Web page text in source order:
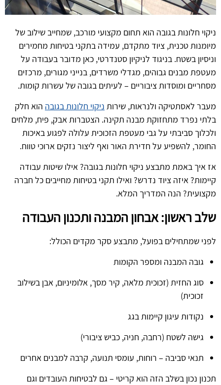
ניקוי חלונות בגובה הוא תחום מקצועי מורכב, שמחייב שילוב של
מיומנות טכנית, ציוד מתקדם, עמידה בתקני בטיחות מחמירים
וניסיון בשטח. בניגוד לניקיון סטנדרטי, כאן מדובר בעבודה על
מעטפת מבנים גבוהים, מגדלי משרדים, בנייני מגורים, מרכזים
מסחריים ומוסדות ציבוריים – לעיתים בגובה של עשרות קומות.
מעבר לאסתטיקה ולנראות, שירות ניקוי חלונות בגובה הוא חלק
בלתי נפרד מתחזוקת מבנה תקינה. הצטברות אבק, פיח, מלחים
ולכלוך סביבתי על גבי מעטפת הזכוכית עלולה לפגוע באיכות
החומר, להשפיע על חדירת האור ואף ליצור נזקים ארוכי טווח.
אז איך באמת מתבצע ניקוי חלונות בגובה? אילו שיטות עבודה
קיימות? איזה ציוד נדרש? ואילו תקני בטיחות מחייבים כל חברה
מקצועית? הנה המדריך המלא.
שלב ראשון: אבחון המבנה ותכנון העבודה
לפני שמתחילים בפועל, מתבצע סקר מקדים הכולל:
גובה המבנה ומספר הקומות
סוג החזית (זכוכית מלאה, קיר מסך, אלומיניום, אבן בשילוב
זכוכית)
נקודות עיגון קיימות בגג
גישה לשטח (רחבה, חניה, כביש ציבורי)
תנאי סביבה – רוחות, עומסי תנועה, קרבה למבנים אחרים
תכנון נכון בשלב הזה הוא קריטי – גם לבטיחות העובדים וגם